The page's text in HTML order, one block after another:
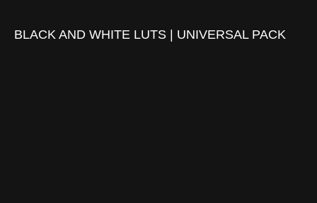
BLACK AND WHITE LUTS | UNIVERSAL PACK